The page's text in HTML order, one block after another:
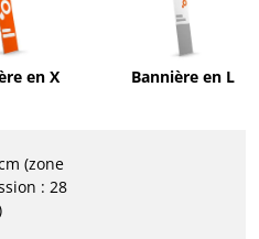
en X Bannière en L
(zone
: 28